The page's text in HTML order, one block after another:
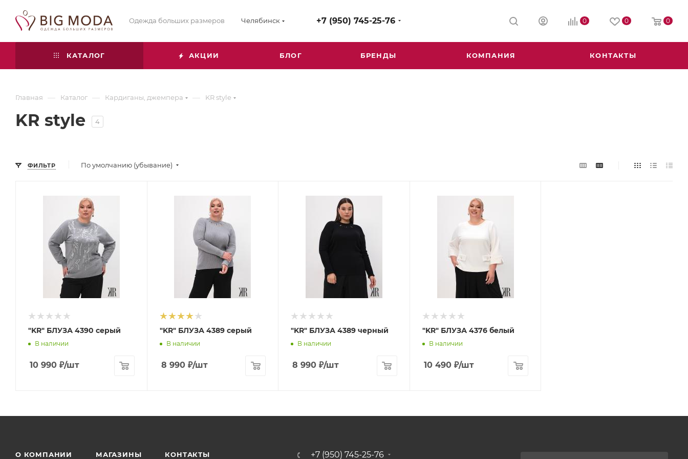
Одежда больших размеров Челябинск +7 (950) 745-25-76 0 0 0
КАТАЛОГ АКЦИИ БЛОГ БРЕНДЫ КОМПАНИЯ КОНТАКТЫ
Главная — Каталог — Кардиганы, джемпера — KR style
KR style 4
ФИЛЬТР По умолчанию (убывание)
"KR" БЛУЗА 4390 серый
В наличии
10 990 ₽/шт
"KR" БЛУЗА 4389 серый
В наличии
8 990₽/шт
"KR" БЛУЗА 4389 черный
В наличии
8 990 ₽/шт
"KR" БЛУЗА 4376 белый
В наличии
10 490₽/шт
О КОМПАНИИ МАГАЗИНЫ КОНТАКТЫ +7 (950) 745-25-76